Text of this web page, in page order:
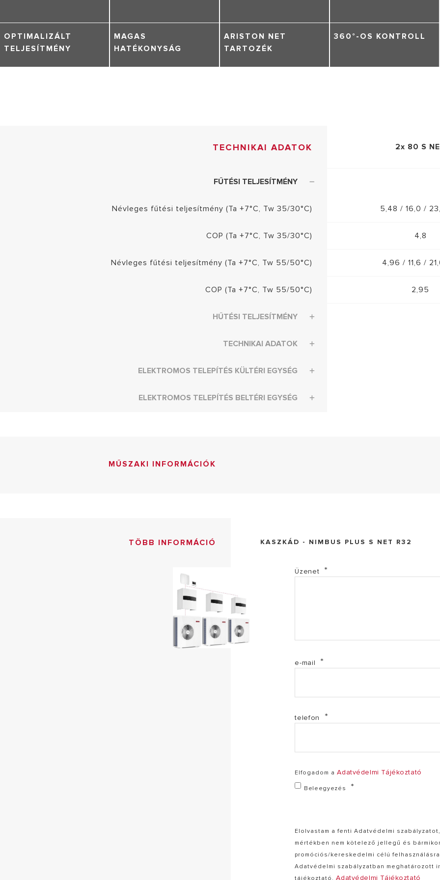
OPTIMALIZÁLT
TELJESÍTMÉNY
MAGAS
HATÉKONYSÁG
ARISTON NET
TARTOZÉK
360°-OS KONTROLL
TECHNIKAI ADATOK 2x 80 S
FŰTÉSI TELJESÍTMÉNY
Névleges fűtési teljesítmény (Ta +7°C, Tw 35/30°C) 5,48 / 16,0 /
COP (Ta +7°C, Tw 35/30°C) 4,8
Névleges fűtési teljesítmény (Ta +7°C, Tw 55/50°C) 4,96 / 11,6 /
COP (Ta +7°C, Tw 55/50°C) 2,95
HŰTÉSI TELJESÍTMÉNY
TECHNIKAI ADATOK
ELEKTROMOS TELEPÍTÉS KÜLTÉRI EGYSÉG
ELEKTROMOS TELEPÍTÉS BELTÉRI EGYSÉG
MŰSZAKI INFORMÁCIÓK
TÖBB INFORMÁCIÓ KASZKÁD - NIMBUS PLUS S NET R32
Üzenet
e-mail
telefon
Elfogadom aAdatvédelmi Tájékoztató
Beleegyezés
Elolvastam a fenti Adatvédelmi
mértékben nem kötelező jellegű és
promóciós/kereskedelmi célú
Adatvédelmi szabályzatban meghatározott
tájékoztató.Adatvédelmi Tájékoztató